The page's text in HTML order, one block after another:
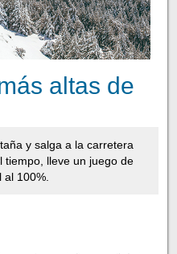
altas de
y salga a la carretera
tiempo, lleve un juego de
100%.